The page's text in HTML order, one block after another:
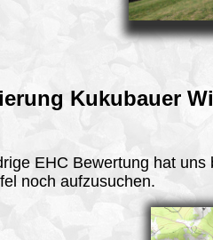
Kukubauer
EHC Bewertung hat uns
noch aufzusuchen.